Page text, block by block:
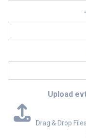
Upload
Drag & Drop